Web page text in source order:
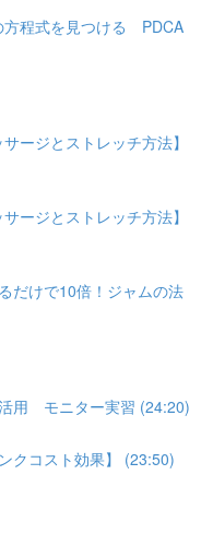
方程式を見つける PDCA
ージとストレッチ方法】
ージとストレッチ方法】
だけで10倍！ジャムの法
用 モニター実習 (24:20)
クコスト効果】 (23:50)